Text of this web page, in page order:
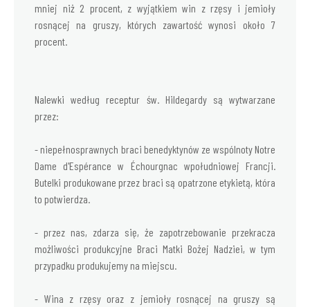
mniej niż 2 procent, z wyjątkiem win z rzęsy i jemioły
rosnącej na gruszy, których zawartość wynosi około 7
procent.
Nalewki według receptur św. Hildegardy są wytwarzane
przez:
- niepełnosprawnych braci benedyktynów ze wspólnoty Notre
Dame d'Espérance w Échourgnac wpołudniowej Francji.
Butelki produkowane przez braci są opatrzone etykietą, która
to potwierdza.
- przez nas, zdarza się, że zapotrzebowanie przekracza
możliwości produkcyjne Braci Matki Bożej Nadziei, w tym
przypadku produkujemy na miejscu.
- Wina z rzęsy oraz z jemioły rosnącej na gruszy są